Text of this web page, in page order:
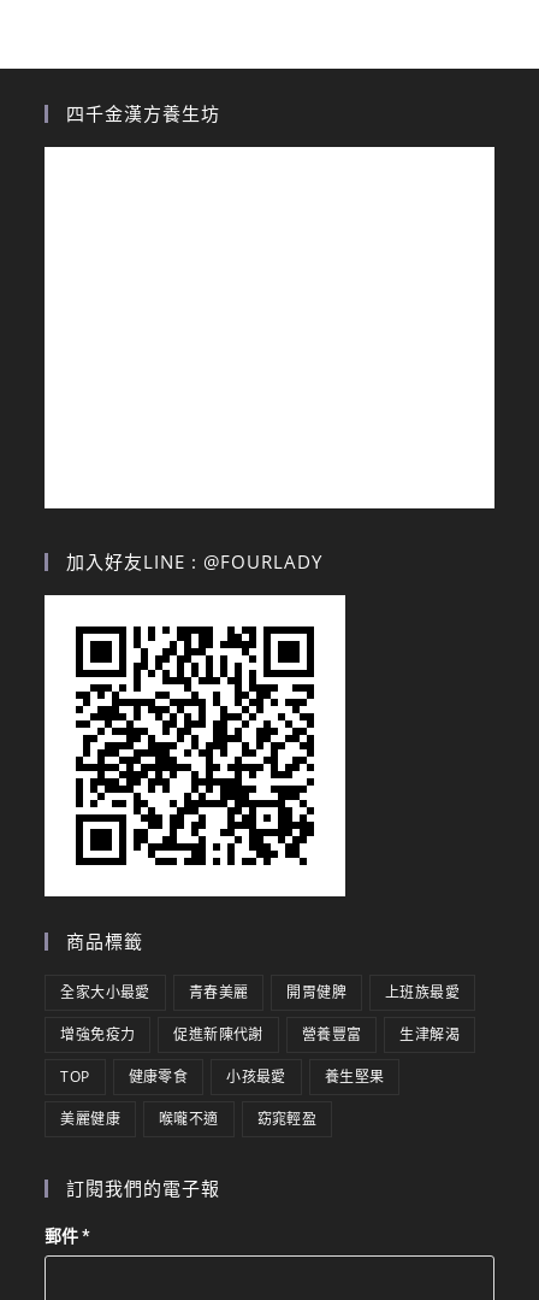
四千金漢方養生坊
加入好友LINE : @FOURLADY
商品標籤
全家大小最愛 青春美麗 開胃健脾 上班族最愛
增強免疫力 促進新陳代謝 營養豐富 生津解渴
TOP 健康零食 小孩最愛 養生堅果
美麗健康 喉嚨不適 窈窕輕盈
訂閱我們的電子報
郵件*